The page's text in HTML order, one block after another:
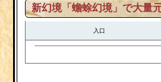
新幻境「蟾蜍幻境」で大量
入口